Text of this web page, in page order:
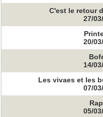
C'est le retour
27/
20/
14/
Les vivaes et les
07/
05/